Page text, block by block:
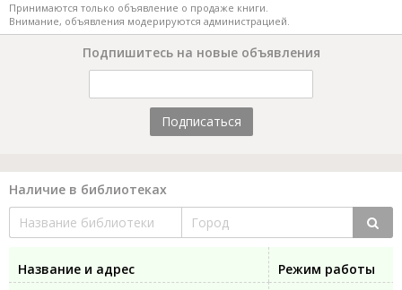
Принимаются только объявление о продаже книги.
Внимание, объявления модерируются администрацией.
Подпишитесь на новые объявления
Подписаться
Наличие в библиотеках
Название и адрес
Режим работы